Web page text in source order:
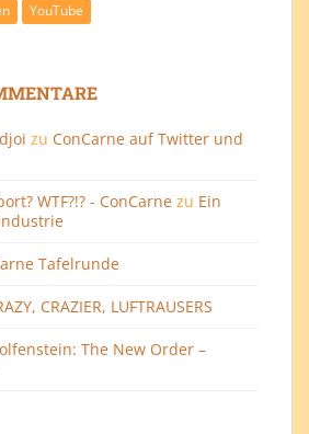
YouTube
zu ConCarne auf Twitter und
WTF?!? - ConCarne zu Ein
Tafelrunde
CRAZIER, LUFTRAUSERS
The New Order –